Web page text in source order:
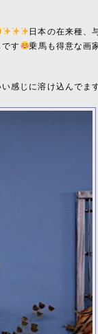
日本の在来種、
す
乗馬も得意な画
い感じに溶け込んでま